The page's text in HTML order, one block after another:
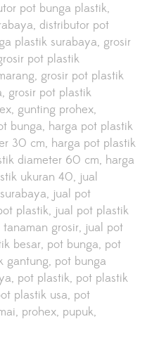
pot bunga plastik
distributor pot
plastik surabaya grosir
pot plastik
grosir pot plastik
grosir pot plastik
gunting prohex
bunga harga pot plastik
30 cm harga pot plastik
diameter 60 cm harga
ukuran 40 jual
jual pot
plastik jual pot plastik
grosir jual pot
besar pot bunga pot
gantung pot bunga
pot plastik pot plastik
plastik usa pot
prohex pupuk